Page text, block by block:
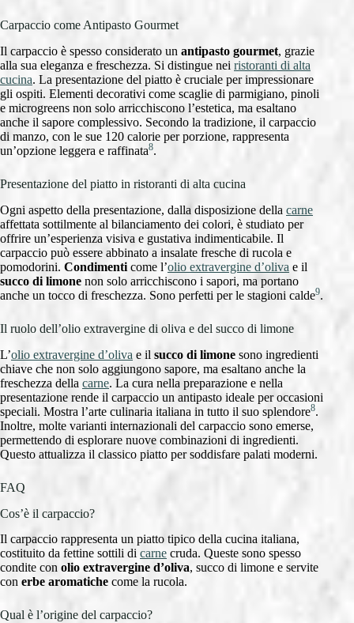
Carpaccio come Antipasto Gourmet
Il carpaccio è spesso considerato un antipasto gourmet, grazie
alla sua eleganza e freschezza. Si distingue nei ristoranti di alta
cucina. La presentazione del piatto è cruciale per impressionare
gli ospiti. Elementi decorativi come scaglie di parmigiano, pinoli
e microgreens non solo arricchiscono l’estetica, ma esaltano
anche il sapore complessivo. Secondo la tradizione, il carpaccio
di manzo, con le sue 120 calorie per porzione, rappresenta
un’opzione leggera e raffinata8.
Presentazione del piatto in ristoranti di alta cucina
Ogni aspetto della presentazione, dalla disposizione della carne
affettata sottilmente al bilanciamento dei colori, è studiato per
offrire un’esperienza visiva e gustativa indimenticabile. Il
carpaccio può essere abbinato a insalate fresche di rucola e
pomodorini. Condimenti come l’olio extravergine d’oliva e il
succo di limone non solo arricchiscono i sapori, ma portano
anche un tocco di freschezza. Sono perfetti per le stagioni calde9.
Il ruolo dell’olio extravergine di oliva e del succo di limone
L’olio extravergine d’oliva e il succo di limone sono ingredienti
chiave che non solo aggiungono sapore, ma esaltano anche la
freschezza della carne. La cura nella preparazione e nella
presentazione rende il carpaccio un antipasto ideale per occasioni
speciali. Mostra l’arte culinaria italiana in tutto il suo splendore8.
Inoltre, molte varianti internazionali del carpaccio sono emerse,
permettendo di esplorare nuove combinazioni di ingredienti.
Questo attualizza il classico piatto per soddisfare palati moderni.
FAQ
Cos’è il carpaccio?
Il carpaccio rappresenta un piatto tipico della cucina italiana,
costituito da fettine sottili di carne cruda. Queste sono spesso
condite con olio extravergine d’oliva, succo di limone e servite
con erbe aromatiche come la rucola.
Qual è l’origine del carpaccio?